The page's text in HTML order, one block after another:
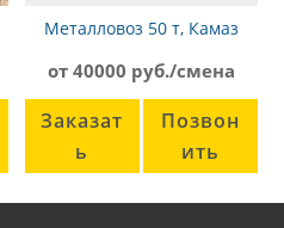
Металловоз 50 т, Камаз
от 40000 руб./смена
Заказат
ь
Позвон
ить